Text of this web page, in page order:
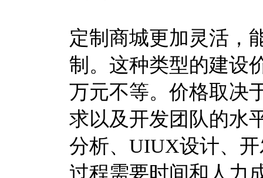
定制商城更加灵活，
制。这种类型的建设
万元不等。价格取决
求以及开发团队的水
分析、UIUX设计、
过程需要时间和人力